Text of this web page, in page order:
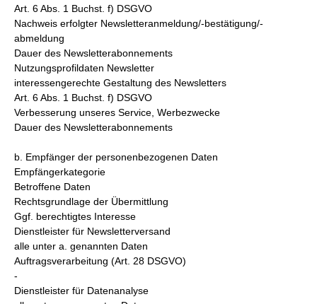
Art. 6 Abs. 1 Buchst. f) DSGVO
Nachweis erfolgter Newsletteranmeldung/-bestätigung/-
abmeldung
Dauer des Newsletterabonnements
Nutzungsprofildaten Newsletter
interessengerechte Gestaltung des Newsletters
Art. 6 Abs. 1 Buchst. f) DSGVO
Verbesserung unseres Service, Werbezwecke
Dauer des Newsletterabonnements
b. Empfänger der personenbezogenen Daten
Empfängerkategorie
Betroffene Daten
Rechtsgrundlage der Übermittlung
Ggf. berechtigtes Interesse
Dienstleister für Newsletterversand
alle unter a. genannten Daten
Auftragsverarbeitung (Art. 28 DSGVO)
-
Dienstleister für Datenanalyse